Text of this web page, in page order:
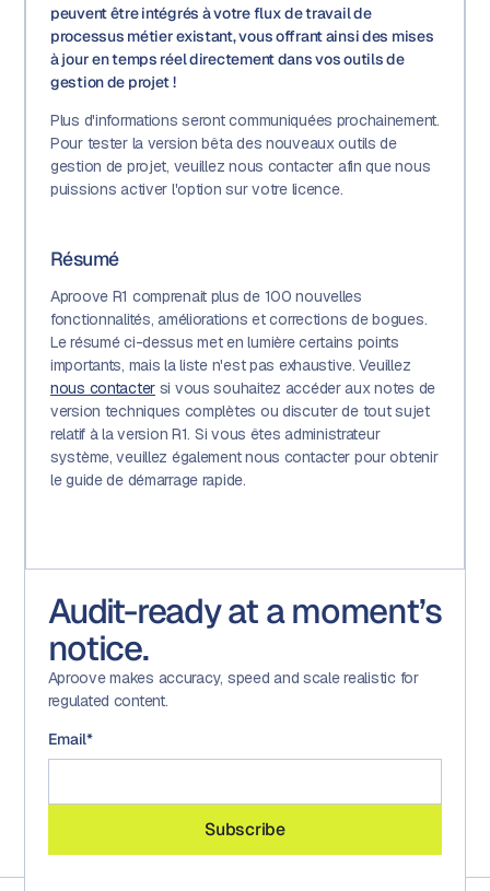
peuvent être intégrés à votre flux de travail de
processus métier existant, vous offrant ainsi des mises
à jour en temps réel directement dans vos outils de
gestion de projet !
Plus d'informations seront communiquées prochainement.
Pour tester la version bêta des nouveaux outils de
gestion de projet, veuillez nous contacter afin que nous
puissions activer l'option sur votre licence.
Résumé
Aproove R1 comprenait plus de 100 nouvelles
fonctionnalités, améliorations et corrections de bogues.
Le résumé ci-dessus met en lumière certains points
importants, mais la liste n'est pas exhaustive. Veuillez
nous contacter si vous souhaitez accéder aux notes de
version techniques complètes ou discuter de tout sujet
relatif à la version R1. Si vous êtes administrateur
système, veuillez également nous contacter pour obtenir
le guide de démarrage rapide.
Audit-ready at a moment’s
notice.
Aproove makes accuracy, speed and scale realistic for
regulated content.
Email*